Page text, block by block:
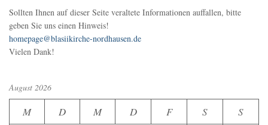
Sollten Ihnen auf dieser Seite veraltete Informationen auffallen, bitte
geben Sie uns einen Hinweis!
homepage@blasiikirche-nordhausen.de
Vielen Dank!
August 2026
M D M D F S S